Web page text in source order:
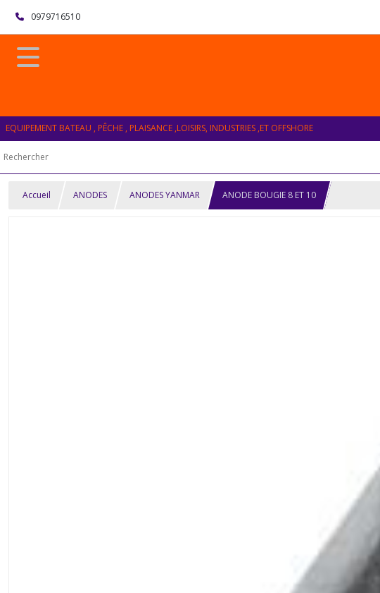
0979716510
EQUIPEMENT BATEAU , PÊCHE , PLAISANCE ,LOISIRS, INDUSTRIES ,ET OFFSHORE
Accueil ANODES ANODES YANMAR ANODE BOUGIE 8 ET 10